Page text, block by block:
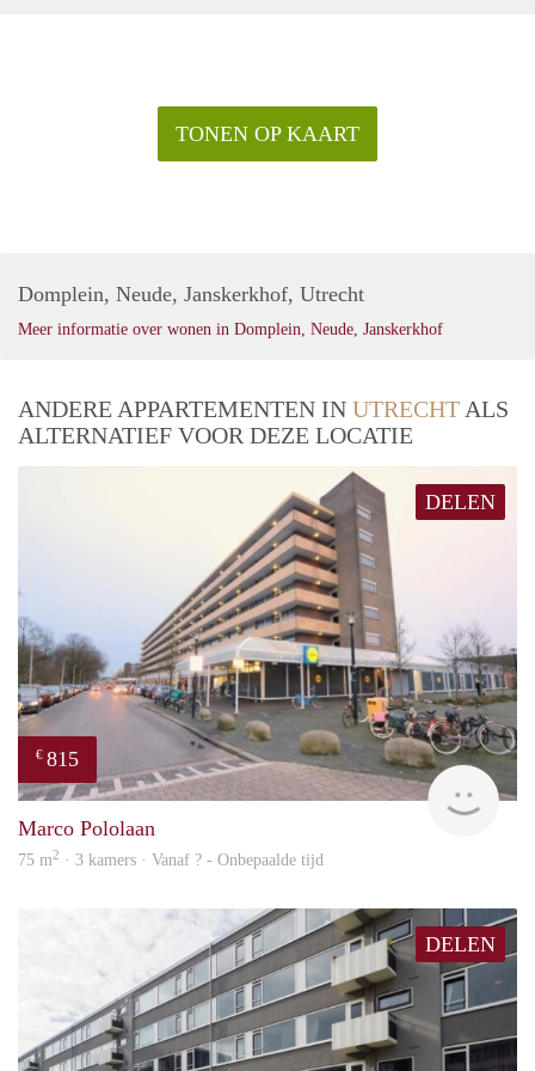
TONEN OP KAART
Domplein, Neude, Janskerkhof, Utrecht
Meer informatie over wonen in Domplein, Neude, Janskerkhof
ANDERE APPARTEMENTEN IN UTRECHT ALS
ALTERNATIEF VOOR DEZE LOCATIE
DELEN
€ 815
Marco Pololaan
75 m2 · 3 kamers · Vanaf ? - Onbepaalde tijd
DELEN